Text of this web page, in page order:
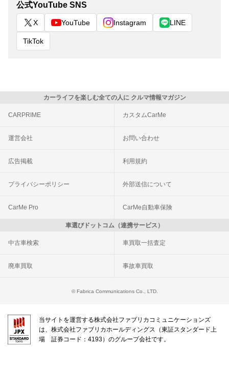
公式YouTube SNS
X YouTube Instagram LINE
TikTok
カーライフを楽しむ全ての人に クルマ情報マガジン
CARPRIME カスタムCarMe
運営会社 お問い合わせ
広告掲載 利用規約
プライバシーポリシー 外部送信について
CarMe Pro CarMe自動車保険
車選びドットコム（連携サービス）
中古車検索 車買取一括査定
廃車買取 事故車買取
© Fabrica Communications Co., LTD.
当サイトを運営する株式会社ファブリカコミュニケーションズ
は、株式会社ファブリカホールディングス（東証スタンダード上
場 証券コード：4193）のグループ会社です。